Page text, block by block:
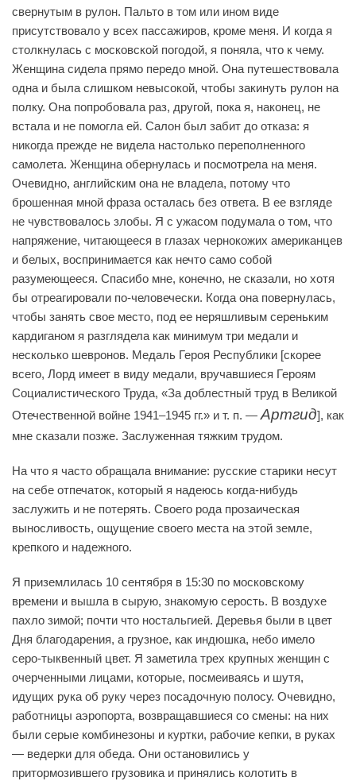
свернутым в рулон. Пальто в том или ином виде
присутствовало у всех пассажиров, кроме меня. И когда я
столкнулась с московской погодой, я поняла, что к чему.
Женщина сидела прямо передо мной. Она путешествовала
одна и была слишком невысокой, чтобы закинуть рулон на
полку. Она попробовала раз, другой, пока я, наконец, не
встала и не помогла ей. Салон был забит до отказа: я
никогда прежде не видела настолько переполненного
самолета. Женщина обернулась и посмотрела на меня.
Очевидно, английским она не владела, потому что
брошенная мной фраза осталась без ответа. В ее взгляде
не чувствовалось злобы. Я с ужасом подумала о том, что
напряжение, читающееся в глазах чернокожих американцев
и белых, воспринимается как нечто само собой
разумеющееся. Спасибо мне, конечно, не сказали, но хотя
бы отреагировали по-человечески. Когда она повернулась,
чтобы занять свое место, под ее неряшливым сереньким
кардиганом я разглядела как минимум три медали и
несколько шевронов. Медаль Героя Республики [скорее
всего, Лорд имеет в виду медали, вручавшиеся Героям
Социалистического Труда, «За доблестный труд в Великой
Отечественной войне 1941–1945 гг.» и т. п. — Артгид], как
мне сказали позже. Заслуженная тяжким трудом.
На что я часто обращала внимание: русские старики несут
на себе отпечаток, который я надеюсь когда-нибудь
заслужить и не потерять. Своего рода прозаическая
выносливость, ощущение своего места на этой земле,
крепкого и надежного.
Я приземлилась 10 сентября в 15:30 по московскому
времени и вышла в сырую, знакомую серость. В воздухе
пахло зимой; почти что ностальгией. Деревья были в цвет
Дня благодарения, а грузное, как индюшка, небо имело
серо-тыквенный цвет. Я заметила трех крупных женщин с
очерченными лицами, которые, посмеиваясь и шутя,
идущих рука об руку через посадочную полосу. Очевидно,
работницы аэропорта, возвращавшиеся со смены: на них
были серые комбинезоны и куртки, рабочие кепки, в руках
— ведерки для обеда. Они остановились у
притормозившего грузовика и принялись колотить в